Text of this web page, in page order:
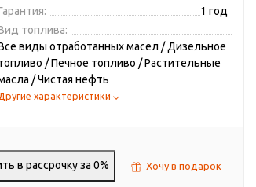
1 год
топлива:
виды отработанных масел / Дизельное
/ Печное топливо / Растительные
/ Чистая нефть
Другие характеристики
в рассрочку за 0% Хочу в подарок